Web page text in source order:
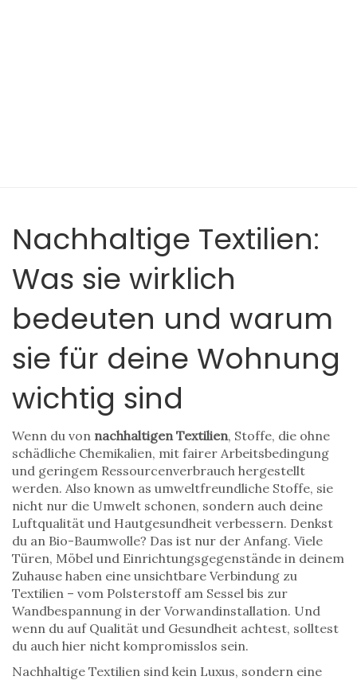
Nachhaltige Textilien:
Was sie wirklich
bedeuten und warum
sie für deine Wohnung
wichtig sind
Wenn du von nachhaltigen Textilien, Stoffe, die ohne
schädliche Chemikalien, mit fairer Arbeitsbedingung
und geringem Ressourcenverbrauch hergestellt
werden. Also known as umweltfreundliche Stoffe, sie
nicht nur die Umwelt schonen, sondern auch deine
Luftqualität und Hautgesundheit verbessern. Denkst
du an Bio-Baumwolle? Das ist nur der Anfang. Viele
Türen, Möbel und Einrichtungsgegenstände in deinem
Zuhause haben eine unsichtbare Verbindung zu
Textilien – vom Polsterstoff am Sessel bis zur
Wandbespannung in der Vorwandinstallation. Und
wenn du auf Qualität und Gesundheit achtest, solltest
du auch hier nicht kompromisslos sein.
Nachhaltige Textilien sind kein Luxus, sondern eine